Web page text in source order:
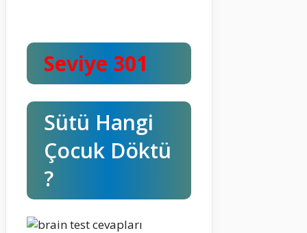
Seviye 301
Sütü Hangi
Çocuk Döktü
?